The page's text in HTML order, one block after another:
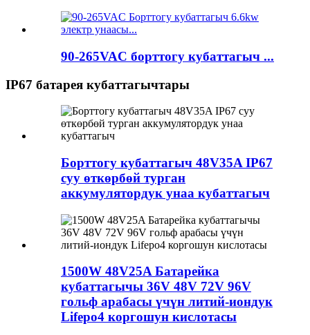
90-265VAC борттогу кубаттагыч ...
IP67 батарея кубаттагычтары
Борттогу кубаттагыч 48V35A IP67
суу өткөрбөй турган
аккумулятордук унаа кубаттагыч
1500W 48V25A Батарейка
кубаттагычы 36V 48V 72V 96V
гольф арабасы үчүн литий-иондук
Lifepo4 коргошун кислотасы